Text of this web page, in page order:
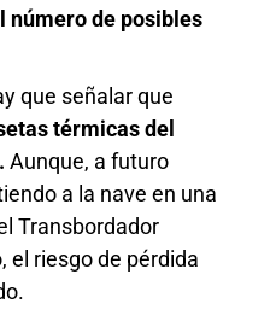
número de posibles
que señalar que
térmicas del
Aunque, a futuro
a la nave en una
Transbordador
el riesgo de pérdida